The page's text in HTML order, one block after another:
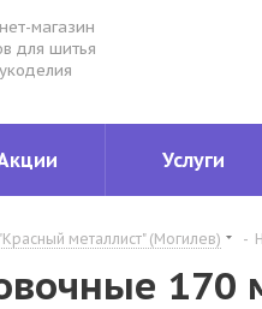
магазин
для шитья
Услуги
металлист" (Могилев) -
170